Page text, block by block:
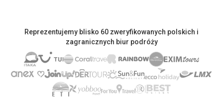
Reprezentujemy blisko 60 zweryfikowanych polskich i
zagranicznych biur podróży